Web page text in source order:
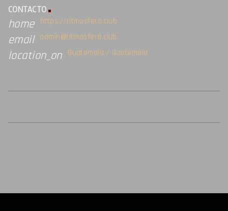
CONTACTO
home https://ritmosfera.club
email admin@ritmosfera.club
location_on Guatemala / Guatemala